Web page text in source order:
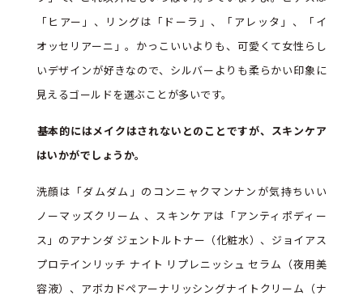
「ヒアー」、リングは「ドーラ」、「アレッタ」、「イ
オッセリアーニ」。かっこいいよりも、可愛くて女性らし
いデザインが好きなので、シルバーよりも柔らかい印象に
見えるゴールドを選ぶことが多いです。
――基本的にはメイクはされないとのことですが、スキンケア
はいかがでしょうか。
洗顔は「ダムダム」のコンニャクマンナンが気持ちいい
ノーマッズクリーム 、スキンケアは「アンティポディー
ス」のアナンダ ジェントルトナー（化粧水）、ジョイアス
プロテインリッチ ナイト リプレニッシュ セラム（夜用美
容液）、アボカドペアーナリッシングナイトクリーム（ナ